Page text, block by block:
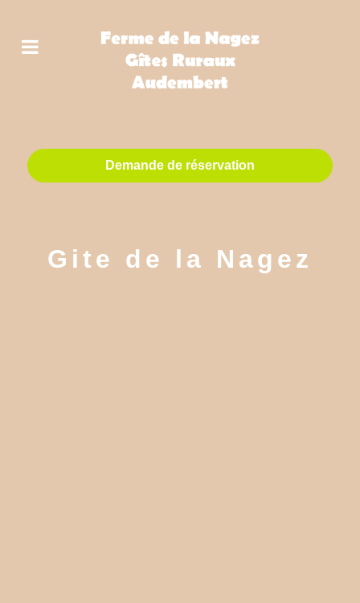
Demande de réservation
Gite de la Nagez